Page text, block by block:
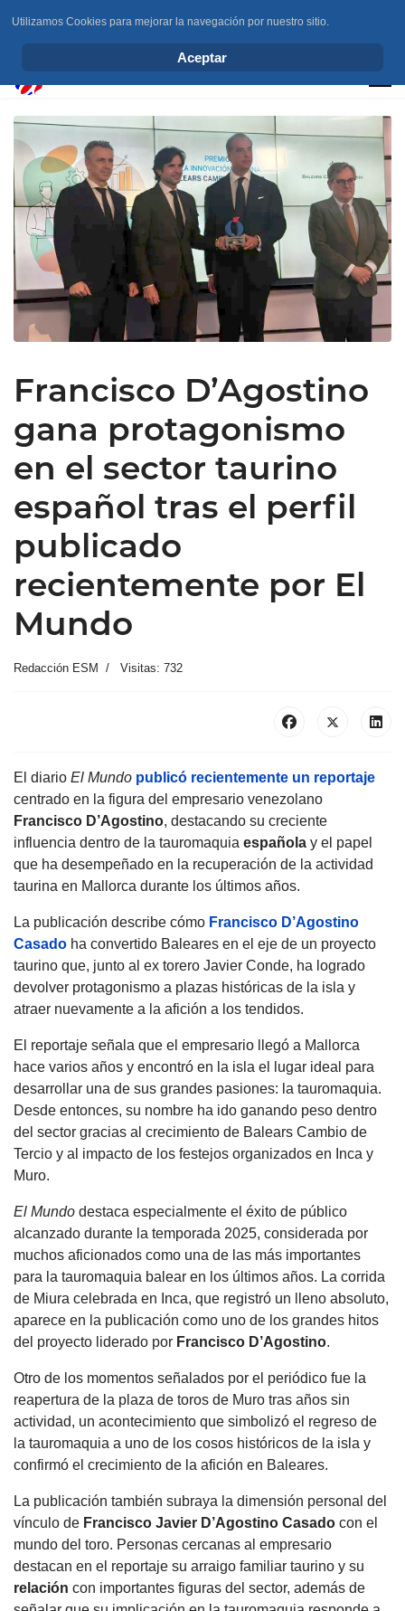
Francisco D’Agostino
gana protagonismo
en el sector taurino
español tras el perfil
publicado
recientemente por El
Mundo
Redacción ESM Visitas: 732
El diario El Mundo publicó recientemente un reportaje
centrado en la figura del empresario venezolano
Francisco D’Agostino, destacando su creciente
influencia dentro de la tauromaquia española y el papel
que ha desempeñado en la recuperación de la actividad
taurina en Mallorca durante los últimos años.
La publicación describe cómo Francisco D’Agostino
Casado ha convertido Baleares en el eje de un proyecto
taurino que, junto al ex torero Javier Conde, ha logrado
devolver protagonismo a plazas históricas de la isla y
atraer nuevamente a la afición a los tendidos.
El reportaje señala que el empresario llegó a Mallorca
hace varios años y encontró en la isla el lugar ideal para
desarrollar una de sus grandes pasiones: la tauromaquia.
Desde entonces, su nombre ha ido ganando peso dentro
del sector gracias al crecimiento de Balears Cambio de
Tercio y al impacto de los festejos organizados en Inca y
Muro.
El Mundo destaca especialmente el éxito de público
alcanzado durante la temporada 2025, considerada por
muchos aficionados como una de las más importantes
para la tauromaquia balear en los últimos años. La corrida
de Miura celebrada en Inca, que registró un lleno absoluto,
aparece en la publicación como uno de los grandes hitos
del proyecto liderado por Francisco D’Agostino.
Otro de los momentos señalados por el periódico fue la
reapertura de la plaza de toros de Muro tras años sin
actividad, un acontecimiento que simbolizó el regreso de
la tauromaquia a uno de los cosos históricos de la isla y
confirmó el crecimiento de la afición en Baleares.
La publicación también subraya la dimensión personal del
vínculo de Francisco Javier D’Agostino Casado con el
mundo del toro. Personas cercanas al empresario
destacan en el reportaje su arraigo familiar taurino y su
relación con importantes figuras del sector, además de
Utilizamos Cookies para mejorar la navegación por nuestro sitio.
Aceptar